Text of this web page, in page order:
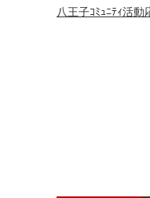
八王子ｺﾐｭﾆﾃｨ活